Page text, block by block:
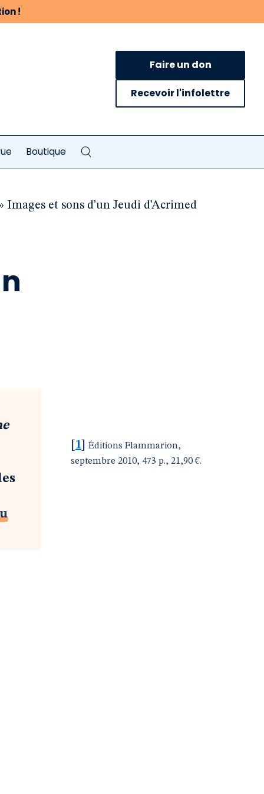
!
Faire un don
Recevoir l'infolettre
Boutique
et sons d’un Jeudi d’Acrimed
1
Éditions Flammarion,
septembre 2010, 473 p., 21,90 €.